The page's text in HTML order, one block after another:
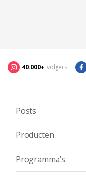
40.000+ volgers
Posts
Producten
Programma’s